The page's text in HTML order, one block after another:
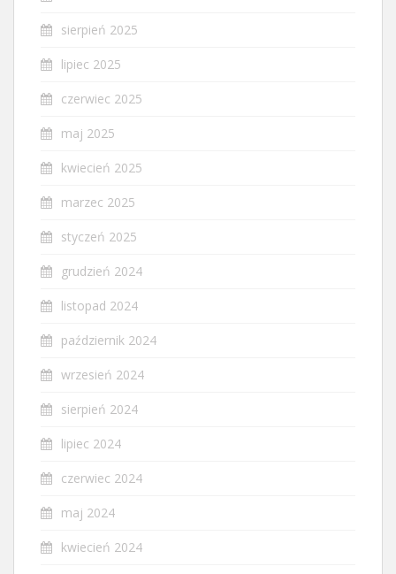
sierpień 2025
lipiec 2025
czerwiec 2025
maj 2025
kwiecień 2025
marzec 2025
styczeń 2025
grudzień 2024
listopad 2024
październik 2024
wrzesień 2024
sierpień 2024
lipiec 2024
czerwiec 2024
maj 2024
kwiecień 2024